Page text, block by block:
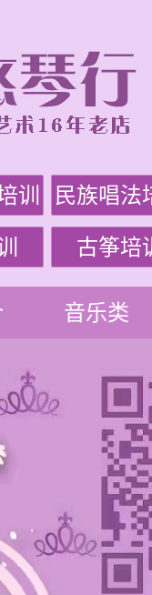
训 民族唱法
古筝培
音乐类